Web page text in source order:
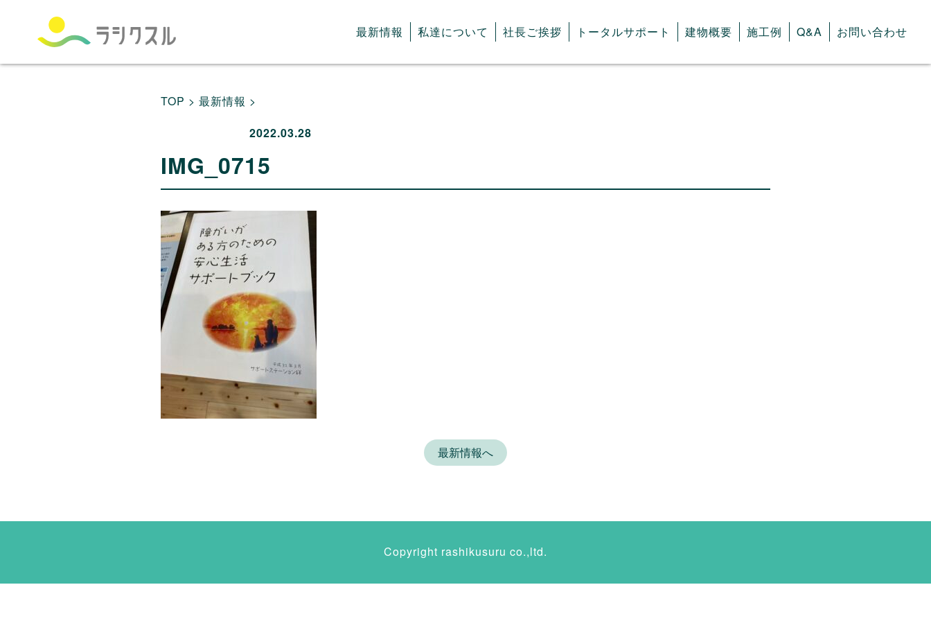
最新情報 私達について 社長ご挨拶 トータルサポート 建物概要 施工例 Q&A お問い合わせ
TOP > 最新情報 >
2022.03.28
IMG_0715
最新情報へ
Copyright rashikusuru co.,ltd.